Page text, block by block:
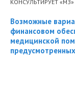
КОНСУЛЬТИРУЕТ «МЗ»
Возможные
финансовом
медицинской